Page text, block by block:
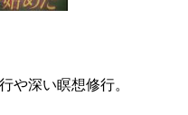
や深い瞑想修行。